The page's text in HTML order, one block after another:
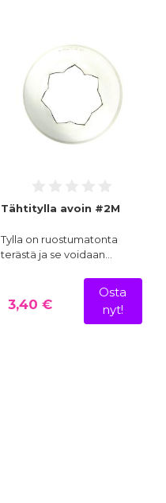
Tähtitylla avoin #2M
Tylla on ruostumatonta
terästä ja se voidaan…
3,40 €
Osta
nyt!